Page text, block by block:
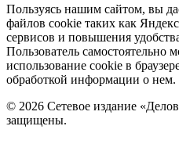
Политика
cookie
Пользуясь нашим сайтом, вы
файлов cookie таких как
сервисов и повышения
Пользователь самостоятельно
использование cookie в
обработкой информации о нем.
© 2026 Сетевое издание
защищены.